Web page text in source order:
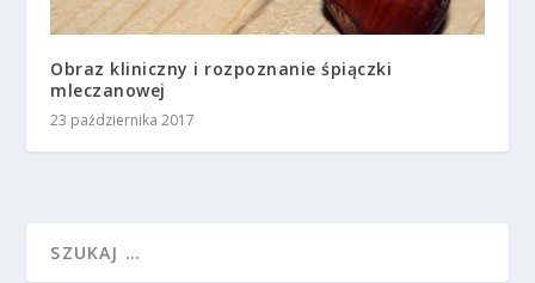
Obraz kliniczny i rozpoznanie śpiączki
mleczanowej
23 października 2017